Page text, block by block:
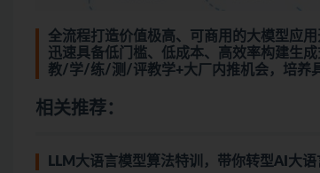
全流程打造价值极高、可商用的大模型应
迅速具备低门槛、低成本、高效率构建生
教/学/练/测/评教学+大厂内推机会，培养
相关推荐：
LLM大语言模型算法特训，带你转型AI大